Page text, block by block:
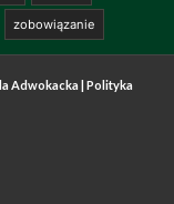
zobowiązanie
Adwokacka | Polityka